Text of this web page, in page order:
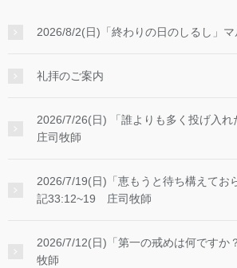
2026/8/2(日)「終わりの日のしるし」
礼拝のご案内
2026/7/26(日) 「誰よりも多く投げ入
庄司牧師
2026/7/19(日)「恵もうと待ち構えてお
記33:12~19 庄司牧師
2026/7/12(日)「第一の戒めは何です
牧師